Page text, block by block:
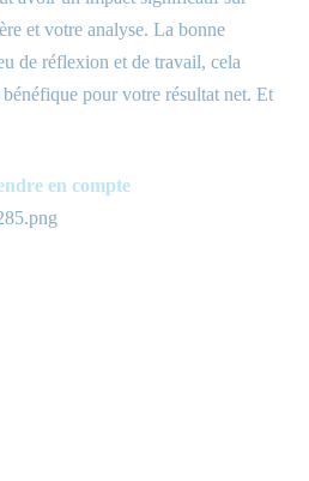
et votre analyse. La bonne
de réflexion et de travail, cela
pour votre résultat net. Et
en compte